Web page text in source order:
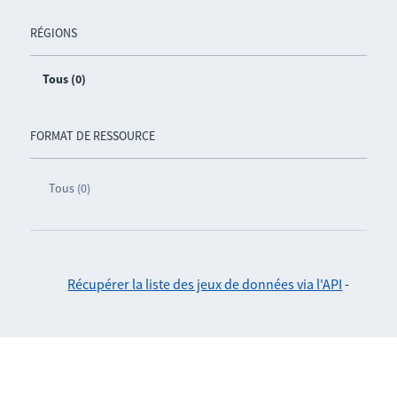
RÉGIONS
Tous (0)
FORMAT DE RESSOURCE
Tous (0)
Récupérer la liste des jeux de données via l'API -